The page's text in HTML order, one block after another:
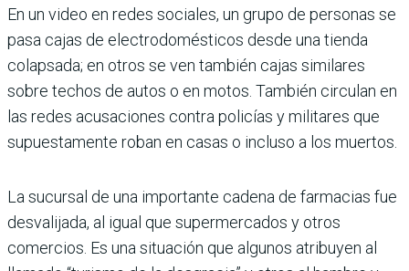
En un video en redes sociales, un grupo de personas se
pasa cajas de electrodomésticos desde una tienda
colapsada; en otros se ven también cajas similares
sobre techos de autos o en motos. También circulan en
las redes acusaciones contra policías y militares que
supuestamente roban en casas o incluso a los muertos.
La sucursal de una importante cadena de farmacias fue
desvalijada, al igual que supermercados y otros
comercios. Es una situación que algunos atribuyen al